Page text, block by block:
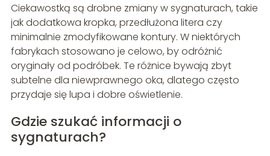
Ciekawostką są drobne zmiany w sygnaturach, takie
jak dodatkowa kropka, przedłużona litera czy
minimalnie zmodyfikowane kontury. W niektórych
fabrykach stosowano je celowo, by odróżnić
oryginały od podróbek. Te różnice bywają zbyt
subtelne dla niewprawnego oka, dlatego często
przydaje się lupa i dobre oświetlenie.
Gdzie szukać informacji o
sygnaturach?